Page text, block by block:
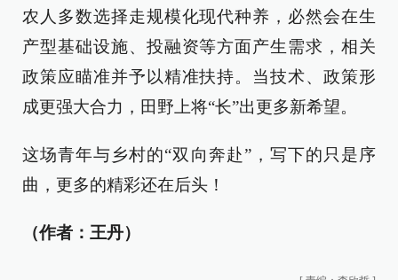
农人多数选择走规模化现代种养，必然会在生
产型基础设施、投融资等方面产生需求，相关
政策应瞄准并予以精准扶持。当技术、政策形
成更强大合力，田野上将“长”出更多新希望。
这场青年与乡村的“双向奔赴”，写下的只是序
曲，更多的精彩还在后头！
（作者：王丹）